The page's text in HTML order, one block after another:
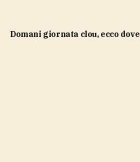
domani giornata clou, ecco dove